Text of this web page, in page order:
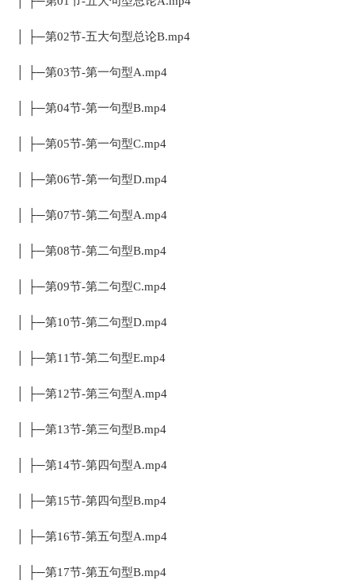
│ ├─第02节-五大句型总论B.mp4
│ ├─第03节-第一句型A.mp4
│ ├─第04节-第一句型B.mp4
│ ├─第05节-第一句型C.mp4
│ ├─第06节-第一句型D.mp4
│ ├─第07节-第二句型A.mp4
│ ├─第08节-第二句型B.mp4
│ ├─第09节-第二句型C.mp4
│ ├─第10节-第二句型D.mp4
│ ├─第11节-第二句型E.mp4
│ ├─第12节-第三句型A.mp4
│ ├─第13节-第三句型B.mp4
│ ├─第14节-第四句型A.mp4
│ ├─第15节-第四句型B.mp4
│ ├─第16节-第五句型A.mp4
│ ├─第17节-第五句型B.mp4